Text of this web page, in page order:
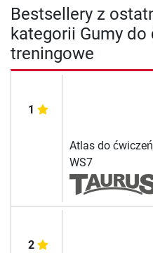
Bestsellery z
kategorii Gumy
treningowe
1
Atlas do
WS7
2